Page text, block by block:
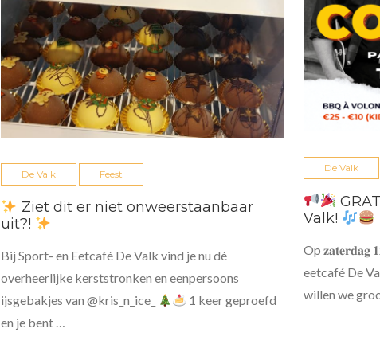
De Valk Feest
Ziet dit er niet onweerstaanbaar
uit?!
Bij Sport- en Eetcafé De Valk vind je nu dé
overheerlijke kerststronken en eenpersoons
ijsgebakjes van @kris_n_ice_
1 keer geproefd
en je bent …
De Valk
Valk!
Op 𝐳𝐚𝐭𝐞𝐫𝐝𝐚𝐠
eetcafé De
willen we